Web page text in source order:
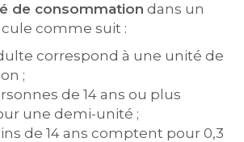
de consommation dans un
comme suit :
correspond à une unité de
;
de 14 ans ou plus
une demi-unité ;
de 14 ans comptent pour 0,3